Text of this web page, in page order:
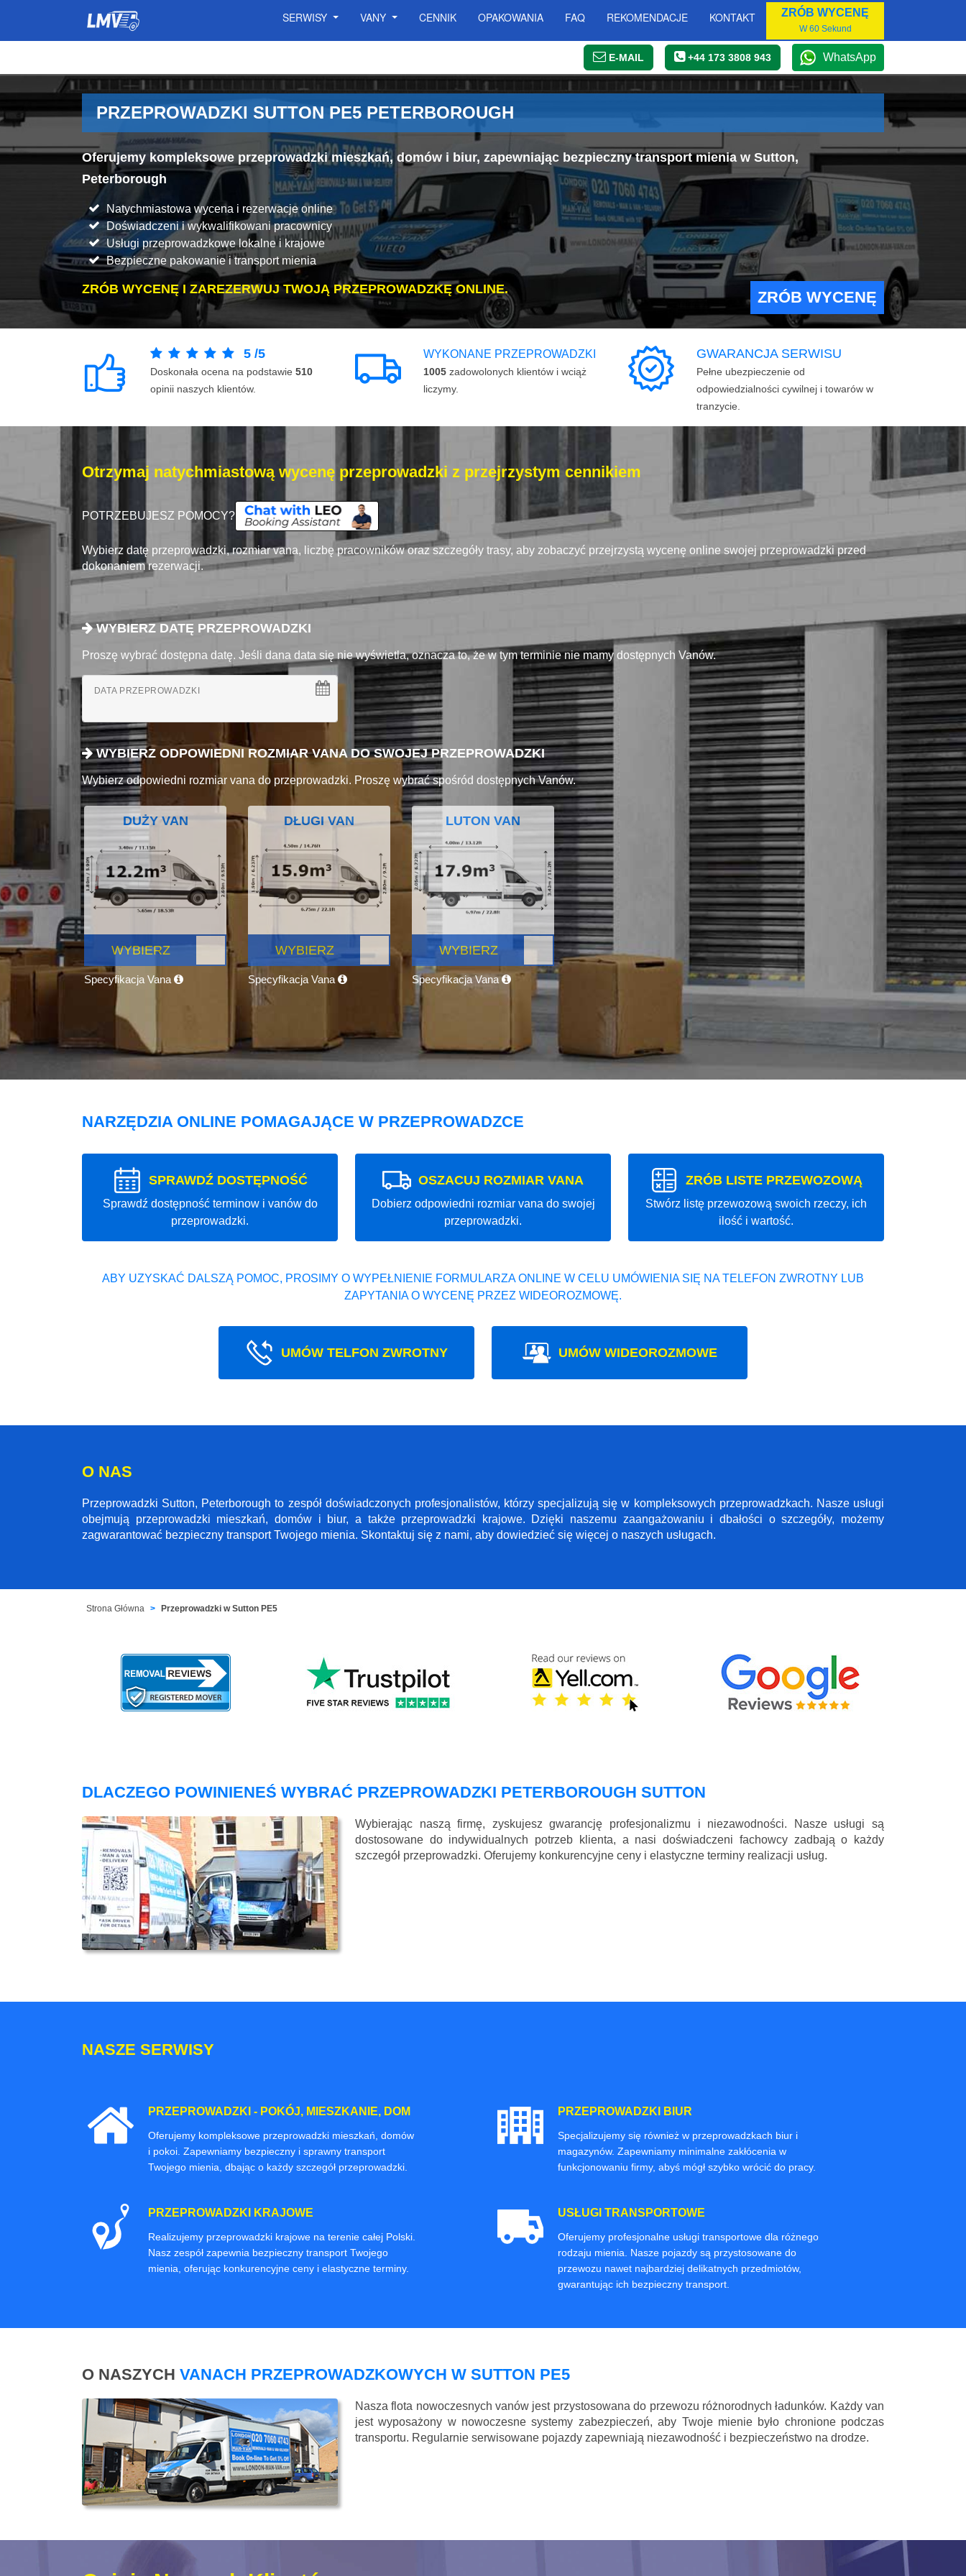
SERWISY VANY CENNIK OPAKOWANIA FAQ REKOMENDACJE KONTAKT ZRÓB WYCENĘ
W 60 Sekund
E-MAIL +44 173 3808 943 WhatsApp
PRZEPROWADZKI SUTTON PE5 PETERBOROUGH
Oferujemy kompleksowe przeprowadzki mieszkań, domów i biur, zapewniając bezpieczny transport mienia w Sutton,
Peterborough
Natychmiastowa wycena i rezerwacje online
Doświadczeni i wykwalifikowani pracownicy
Usługi przeprowadzkowe lokalne i krajowe
Bezpieczne pakowanie i transport mienia
ZRÓB WYCENĘ I ZAREZERWUJ TWOJĄ PRZEPROWADZKĘ ONLINE. ZRÓB WYCENĘ
5 /5
Doskonała ocena na podstawie 510
opinii naszych klientów.
WYKONANE PRZEPROWADZKI
1005 zadowolonych klientów i wciąż
liczymy.
GWARANCJA SERWISU
Pełne ubezpieczenie od
odpowiedzialności cywilnej i towarów w
tranzycie.
Otrzymaj natychmiastową wycenę przeprowadzki z przejrzystym cennikiem
POTRZEBUJESZ POMOCY?
Wybierz datę przeprowadzki, rozmiar vana, liczbę pracowników oraz szczegóły trasy, aby zobaczyć przejrzystą wycenę online swojej przeprowadzki przed
dokonaniem rezerwacji.
WYBIERZ DATĘ PRZEPROWADZKI
Proszę wybrać dostępna datę. Jeśli dana data się nie wyświetla, oznacza to, że w tym terminie nie mamy dostępnych Vanów.
DATA PRZEPROWADZKI
WYBIERZ ODPOWIEDNI ROZMIAR VANA DO SWOJEJ PRZEPROWADZKI
Wybierz odpowiedni rozmiar vana do przeprowadzki. Proszę wybrać spośród dostępnych Vanów.
DUŻY VAN
WYBIERZ
Specyfikacja Vana
DŁUGI VAN
WYBIERZ
Specyfikacja Vana
LUTON VAN
WYBIERZ
Specyfikacja Vana
NARZĘDZIA ONLINE POMAGAJĄCE W PRZEPROWADZCE
SPRAWDŹ DOSTĘPNOŚĆ
Sprawdź dostępność terminow i vanów do
przeprowadzki.
OSZACUJ ROZMIAR VANA
Dobierz odpowiedni rozmiar vana do swojej
przeprowadzki.
ZRÓB LISTE PRZEWOZOWĄ
Stwórz listę przewozową swoich rzeczy, ich
ilość i wartość.
ABY UZYSKAĆ DALSZĄ POMOC, PROSIMY O WYPEŁNIENIE FORMULARZA ONLINE W CELU UMÓWIENIA SIĘ NA TELEFON ZWROTNY LUB
ZAPYTANIA O WYCENĘ PRZEZ WIDEOROZMOWĘ.
UMÓW TELFON ZWROTNY UMÓW WIDEOROZMOWE
O NAS
Przeprowadzki Sutton, Peterborough to zespół doświadczonych profesjonalistów, którzy specjalizują się w kompleksowych przeprowadzkach. Nasze usługi
obejmują przeprowadzki mieszkań, domów i biur, a także przeprowadzki krajowe. Dzięki naszemu zaangażowaniu i dbałości o szczegóły, możemy
zagwarantować bezpieczny transport Twojego mienia. Skontaktuj się z nami, aby dowiedzieć się więcej o naszych usługach.
Strona Główna Przeprowadzki w Sutton PE5
DLACZEGO POWINIENEŚ WYBRAĆ PRZEPROWADZKI PETERBOROUGH SUTTON
Wybierając naszą firmę, zyskujesz gwarancję profesjonalizmu i niezawodności. Nasze usługi są
dostosowane do indywidualnych potrzeb klienta, a nasi doświadczeni fachowcy zadbają o każdy
szczegół przeprowadzki. Oferujemy konkurencyjne ceny i elastyczne terminy realizacji usług.
NASZE SERWISY
PRZEPROWADZKI - POKÓJ, MIESZKANIE, DOM
Oferujemy kompleksowe przeprowadzki mieszkań, domów
i pokoi. Zapewniamy bezpieczny i sprawny transport
Twojego mienia, dbając o każdy szczegół przeprowadzki.
PRZEPROWADZKI BIUR
Specjalizujemy się również w przeprowadzkach biur i
magazynów. Zapewniamy minimalne zakłócenia w
funkcjonowaniu firmy, abyś mógł szybko wrócić do pracy.
PRZEPROWADZKI KRAJOWE
Realizujemy przeprowadzki krajowe na terenie całej Polski.
Nasz zespół zapewnia bezpieczny transport Twojego
mienia, oferując konkurencyjne ceny i elastyczne terminy.
USŁUGI TRANSPORTOWE
Oferujemy profesjonalne usługi transportowe dla różnego
rodzaju mienia. Nasze pojazdy są przystosowane do
przewozu nawet najbardziej delikatnych przedmiotów,
gwarantując ich bezpieczny transport.
O NASZYCH VANACH PRZEPROWADZKOWYCH W SUTTON PE5
Nasza flota nowoczesnych vanów jest przystosowana do przewozu różnorodnych ładunków. Każdy van
jest wyposażony w nowoczesne systemy zabezpieczeń, aby Twoje mienie było chronione podczas
transportu. Regularnie serwisowane pojazdy zapewniają niezawodność i bezpieczeństwo na drodze.